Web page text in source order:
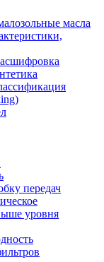
масла
передач
уровня